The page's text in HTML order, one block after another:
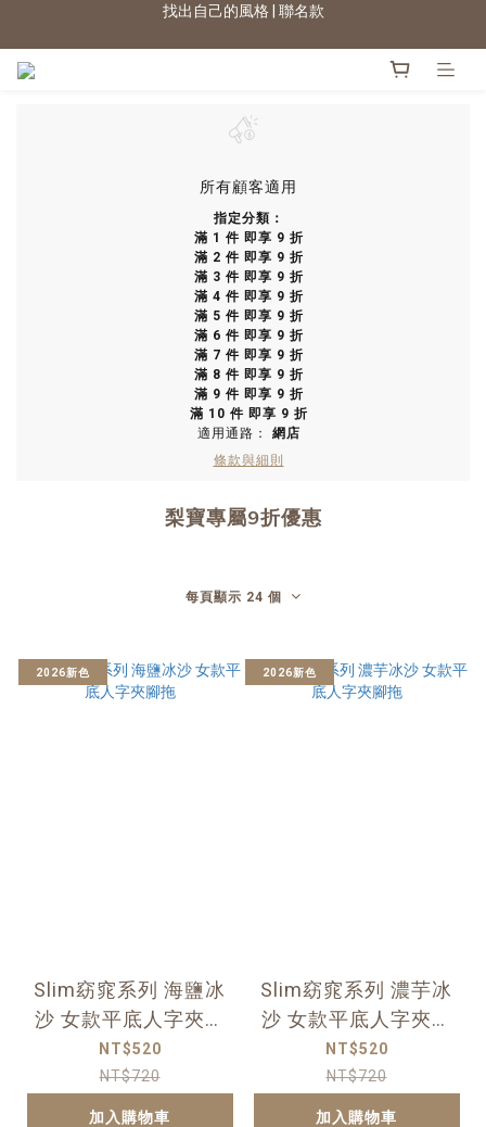
2026新色上市 | 快看
所有顧客適用
指定分類：
滿 1 件 即享 9 折
滿 2 件 即享 9 折
滿 3 件 即享 9 折
滿 4 件 即享 9 折
滿 5 件 即享 9 折
滿 6 件 即享 9 折
滿 7 件 即享 9 折
滿 8 件 即享 9 折
滿 9 件 即享 9 折
滿 10 件 即享 9 折
適用通路： 網店
條款與細則
梨寶專屬9折優惠
每頁顯示 24 個
2026新色
Slim窈窕系列 海鹽冰
沙 女款平底人字夾腳
拖
NT$520
NT$720
加入購物車
2026新色
Slim窈窕系列 濃芋冰
沙 女款平底人字夾腳
拖
NT$520
NT$720
加入購物車